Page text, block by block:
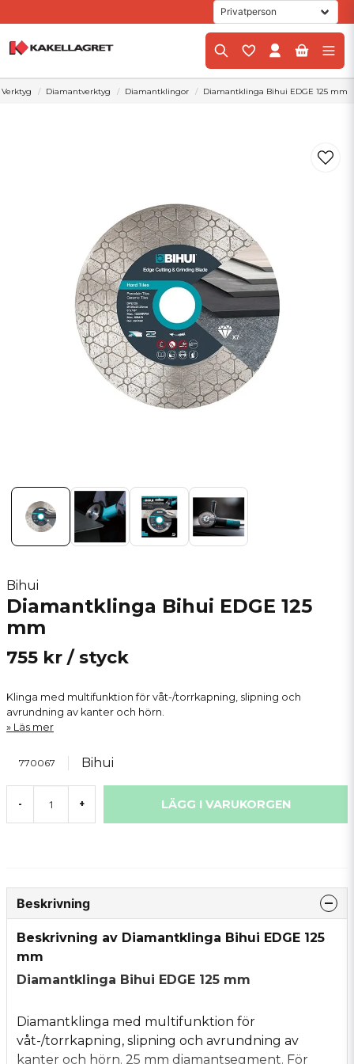
Verktyg Diamantverktyg Diamantklingor Diamantklinga Bihui EDGE 125 mm
Bihui
Diamantklinga Bihui EDGE 125
mm
755 kr / styck
Klinga med multifunktion för våt-/torrkapning, slipning och
avrundning av kanter och hörn.
Läs mer
770067 Bihui
- + LÄGG I VARUKORGEN
Beskrivning
Beskrivning av Diamantklinga Bihui EDGE 125
mm
Diamantklinga Bihui EDGE 125 mm
Diamantklinga med multifunktion för
våt-/torrkapning, slipning och avrundning av
kanter och hörn. 25 mm diamantsegment. För